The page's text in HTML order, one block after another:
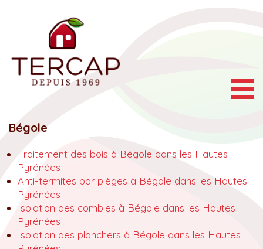
Bégole
Traitement des bois à Bégole dans les Hautes
Pyrénées
Anti-termites par pièges à Bégole dans les Hautes
Pyrénées
Isolation des combles à Bégole dans les Hautes
Pyrénées
Isolation des planchers à Bégole dans les Hautes